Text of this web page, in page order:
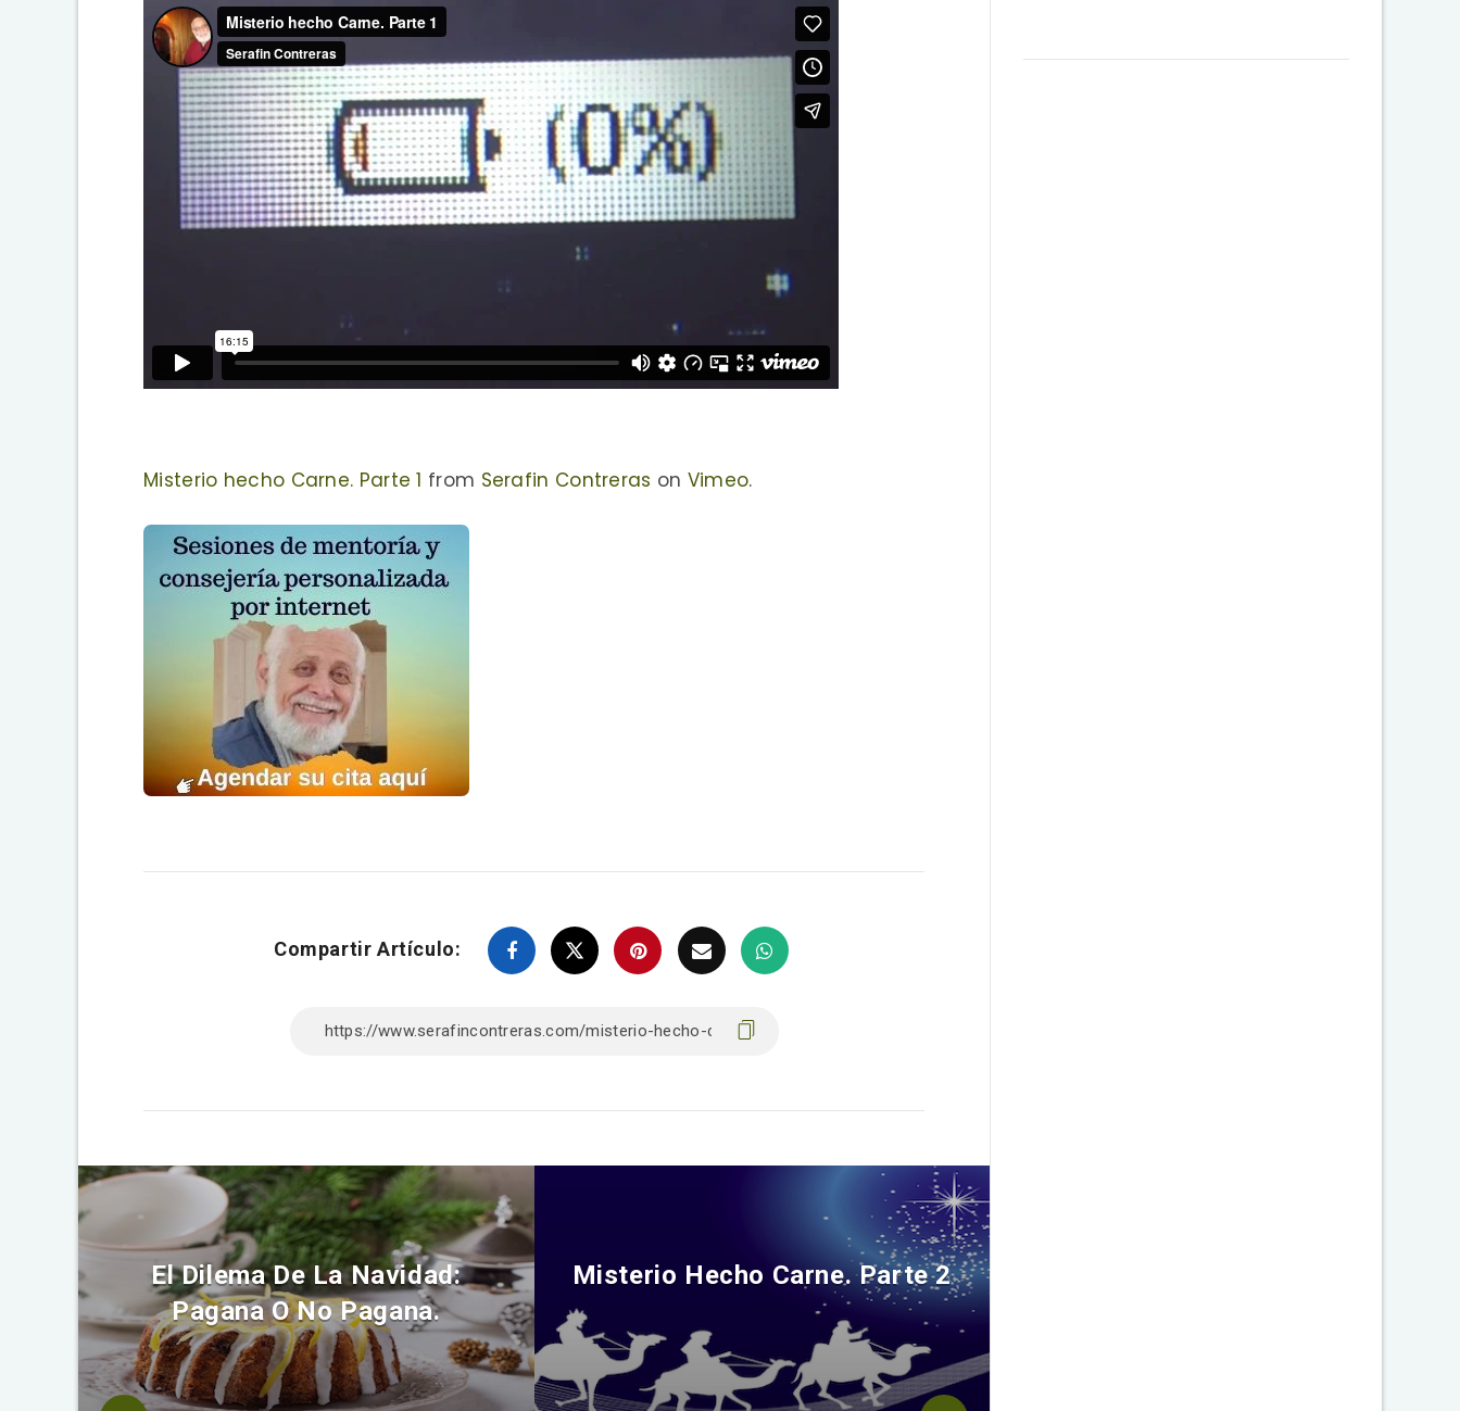
Misterio hecho Carne. Parte 1 from Serafin Contreras on Vimeo.
Compartir Artículo:
El Dilema De La Navidad:
Pagana O No Pagana.
Misterio Hecho Carne. Parte 2